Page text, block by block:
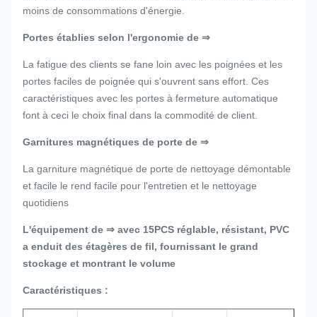
moins de consommations d'énergie.
Portes établies selon l'ergonomie de ⇒
La fatigue des clients se fane loin avec les poignées et les
portes faciles de poignée qui s'ouvrent sans effort. Ces
caractéristiques avec les portes à fermeture automatique
font à ceci le choix final dans la commodité de client.
Garnitures magnétiques de porte de ⇒
La garniture magnétique de porte de nettoyage démontable
et facile le rend facile pour l'entretien et le nettoyage
quotidiens
L'équipement de ⇒ avec 15PCS réglable, résistant, PVC
a enduit des étagères de fil, fournissant le grand
stockage et montrant le volume
Caractéristiques :